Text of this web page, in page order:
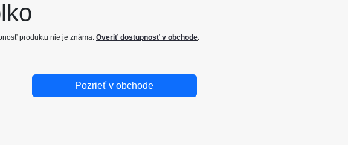
produktu nie je známa. Overiť dostupnosť v obchode.
Pozrieť v obchode